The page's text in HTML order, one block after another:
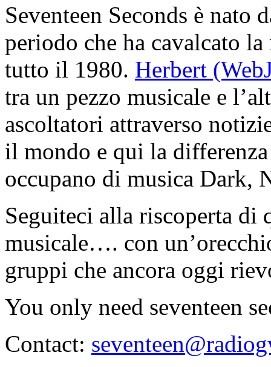
Seventeen Seconds è nato
periodo che ha cavalcato
tutto il 1980. Herbert
tra un pezzo musicale e
ascoltatori attraverso
il mondo e qui la
occupano di musica Dark,
Seguiteci alla riscoperta di
musicale…. con
gruppi che ancora oggi
You only need seventeen
Contact: